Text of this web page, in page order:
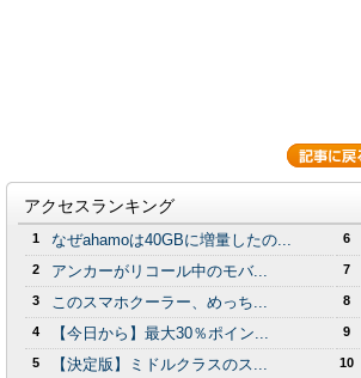
アクセスランキング
1 なぜahamoは40GBに増量したの...
2 アンカーがリコール中のモバ...
3 このスマホクーラー、めっち...
4 【今日から】最大30％ポイン...
5 【決定版】ミドルクラスのス...
6
7
8
9
10